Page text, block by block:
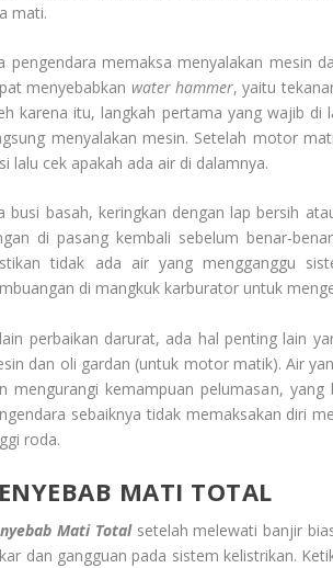
mati.
pengendara memaksa menyalakan mesin
menyebabkan water hammer, yaitu
karena itu, langkah pertama yang wajib
menyalakan mesin. Setelah motor
lalu cek apakah ada air di dalamnya.
busi basah, keringkan dengan lap bersih
di pasang kembali sebelum benar-
tidak ada air yang mengganggu
di mangkuk karburator untuk
perbaikan darurat, ada hal penting lain
dan oli gardan (untuk motor matik). Air
mengurangi kemampuan pelumasan,
sebaiknya tidak memaksakan diri
roda.
MATI TOTAL
Mati Totalsetelah melewati banjir
dan gangguan pada sistem kelistrikan.